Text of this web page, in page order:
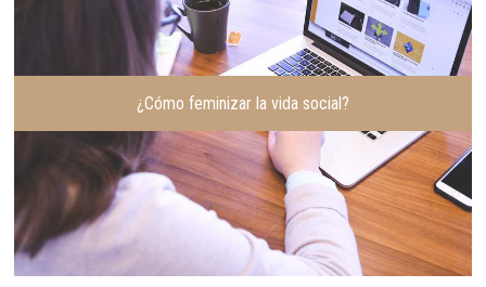
¿Cómo feminizar la vida social?